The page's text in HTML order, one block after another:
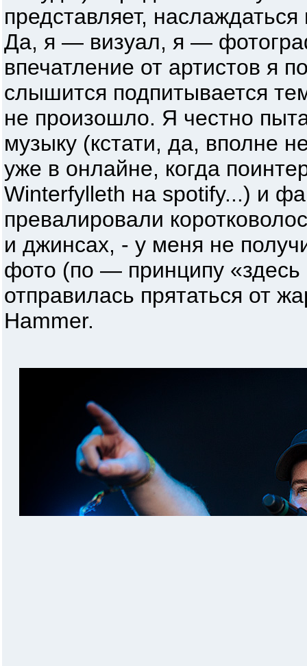
представляет,
Да, я — визуал, я —
впечатление от артистов я
слышится подпитывается
не произошло. Я честно
музыку (кстати, да, вполне
уже в онлайне, когда
Winterfylleth на spotify...) и
превалировали
и джинсах, - у меня не
фото (по — принципу
отправилась прятаться от
Hammer.